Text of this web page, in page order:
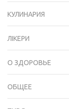
КУЛИНАРИЯ
ЛІКЕРИ
О ЗДОРОВЬЕ
ОБЩЕЕ